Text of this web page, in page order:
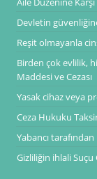
Devletin
Reşit olmayanla
Birden çok evlilik,
Maddesi ve Cezası
Yasak cihaz veya
Ceza Hukuku
Yabancı
Gizliliğin ihlali Suçu